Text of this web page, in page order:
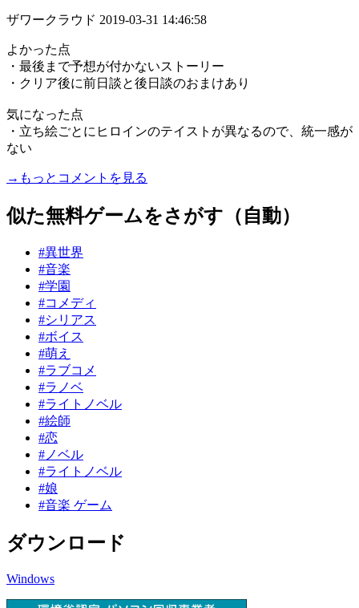
ザワークラウド 2019-03-31 14:46:58
よかった点
・最後まで予想が付かないストーリー
・クリア後に前日談と後日談のおまけあり
気になった点
・立ち絵ごとにヒロインのテイストが異なるので、統一感が
ない
→もっとコメントを見る
似た無料ゲームをさがす（自動）
#異世界
#音楽
#学園
#コメディ
#シリアス
#ボイス
#萌え
#ラブコメ
#ラノベ
#ライトノベル
#絵師
#恋
#ノベル
#ライトノベル
#娘
#音楽 ゲーム
ダウンロード
Windows